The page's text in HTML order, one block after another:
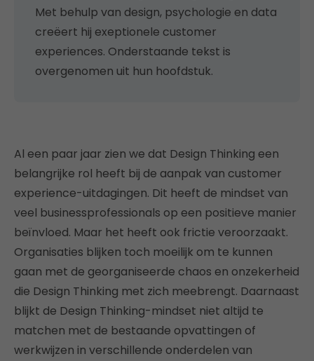
Met behulp van design, psychologie en data
creëert hij exeptionele customer
experiences. Onderstaande tekst is
overgenomen uit hun hoofdstuk.
Al een paar jaar zien we dat Design Thinking een
belangrijke rol heeft bij de aanpak van customer
experience-uitdagingen. Dit heeft de mindset van
veel businessprofessionals op een positieve manier
beïnvloed. Maar het heeft ook frictie veroorzaakt.
Organisaties blijken toch moeilijk om te kunnen
gaan met de georganiseerde chaos en onzekerheid
die Design Thinking met zich meebrengt. Daarnaast
blijkt de Design Thinking-mindset niet altijd te
matchen met de bestaande opvattingen of
werkwijzen in verschillende onderdelen van